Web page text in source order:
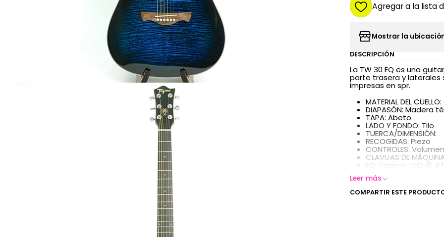
Agregar a la lista
Mostrar la
DESCRIPCIÓN
La TW 30 EQ es una
parte trasera y laterales
impresas en spr.
MATERIAL DEL
DIAPASÓN: Madera
TAPA: Abeto
LADO Y FONDO: Tilo
TUERCA/DIMENSIÓN:
RECOGIDAS: Piezo
CONTROLES:
CLAVIJAS DE
EQ: Tagima TEQ-8,
Leer más
COMPARTIR ESTE